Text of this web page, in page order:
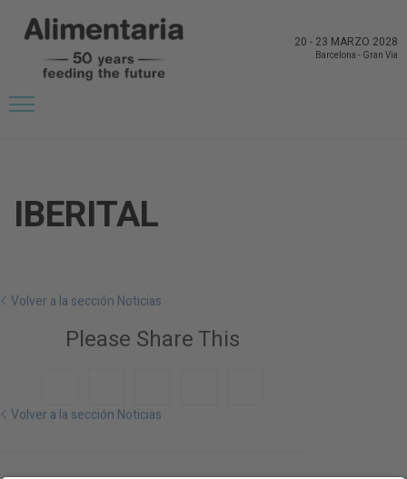
20 - 23 MARZO 2028
Barcelona - Gran Via
IBERITAL
Volver a la sección Noticias
Please Share This
Volver a la sección Noticias